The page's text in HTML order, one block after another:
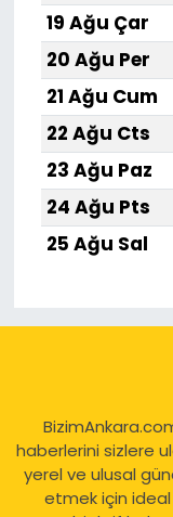
19 Ağu Çar
20 Ağu Per
21 Ağu Cum
22 Ağu Cts
23 Ağu Paz
24 Ağu Pts
25 Ağu Sal
haberlerini sizlere
yerel ve ulusal
etmek için